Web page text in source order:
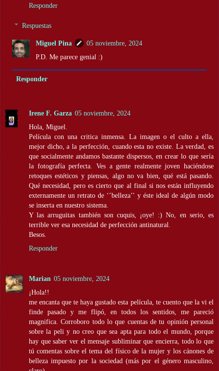
Responder
Respuestas
Miguel Pina
05 noviembre, 2024
P.D. Me parece genial :)
Responder
Irene F. Garza 05 noviembre, 2024
Hola, Miguel.
Película con una critica inmensa. La imagen o el culto a ella,
mejor dicho, a la perfección, cuando esta no existe. La verdad, es
que socialmente andamos bastante dispersos, en crear lo que sería
la fotografía perfecta. Ves a gente realmente joven haciéndose
retoques estéticos y piensas, algo no va bien, qué está pasando.
Qué necesidad, pero es cierto que al final si nos están influyendo
externamente un retrato de ‘’belleza’’ y éste ideal de algún modo
se inserta en nuestro sistema.
Y las arruguitas también son cuquis, ¡oye! :) No, en serio, es
terrible ver esa necesidad de perfección antinatural.
Besos.
Responder
Marian 05 noviembre, 2024
¡Hola!!
me encanta que te haya gustado esta película, te cuento que la vi el
finde pasado y me flipó, en todos los sentidos, me pareció
magnifica. Corroboro todo lo que cuentas de tu opinión personal
sobre la peli y no creo que sea apta para todo el mundo, porque
hay que saber ver el mensaje subliminar que encierra, todo lo que
tú comentas sobre el tema del físico de la mujer y los cánones de
belleza impuesto por la sociedad (más por el género masculino,